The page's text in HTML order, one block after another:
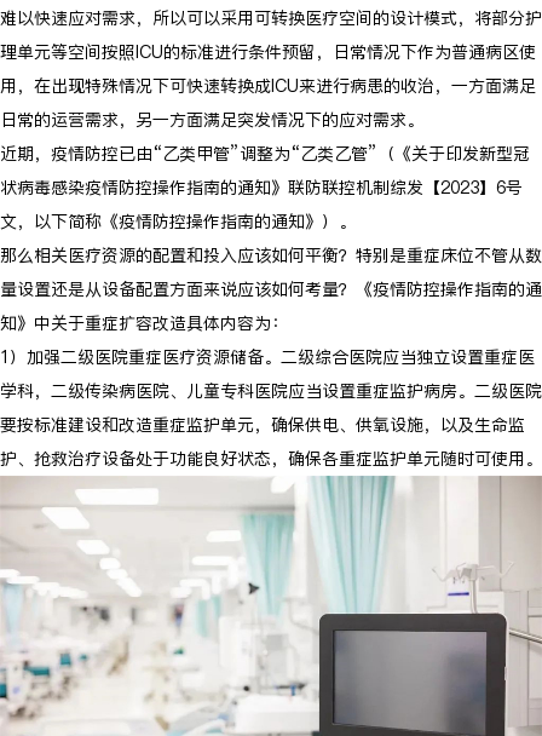
难以快速应对需求，所以可以采用可转换医疗空间的设计模式，将部分护
理单元等空间按照ICU的标准进行条件预留，日常情况下作为普通病区使
用，在出现特殊情况下可快速转换成ICU来进行病患的收治，一方面满足
日常的运营需求，另一方面满足突发情况下的应对需求。
近期，疫情防控已由“乙类甲管”调整为“乙类乙管”（《关于印发新型冠
状病毒感染疫情防控操作指南的通知》联防联控机制综发【2023】6号
文，以下简称《疫情防控操作指南的通知》）。
那么相关医疗资源的配置和投入应该如何平衡？特别是重症床位不管从数
量设置还是从设备配置方面来说应该如何考量？《疫情防控操作指南的通
知》中关于重症扩容改造具体内容为：
1）加强二级医院重症医疗资源储备。二级综合医院应当独立设置重症医
学科，二级传染病医院、儿童专科医院应当设置重症监护病房。二级医院
要按标准建设和改造重症监护单元，确保供电、供氧设施，以及生命监
护、抢救治疗设备处于功能良好状态，确保各重症监护单元随时可使用。